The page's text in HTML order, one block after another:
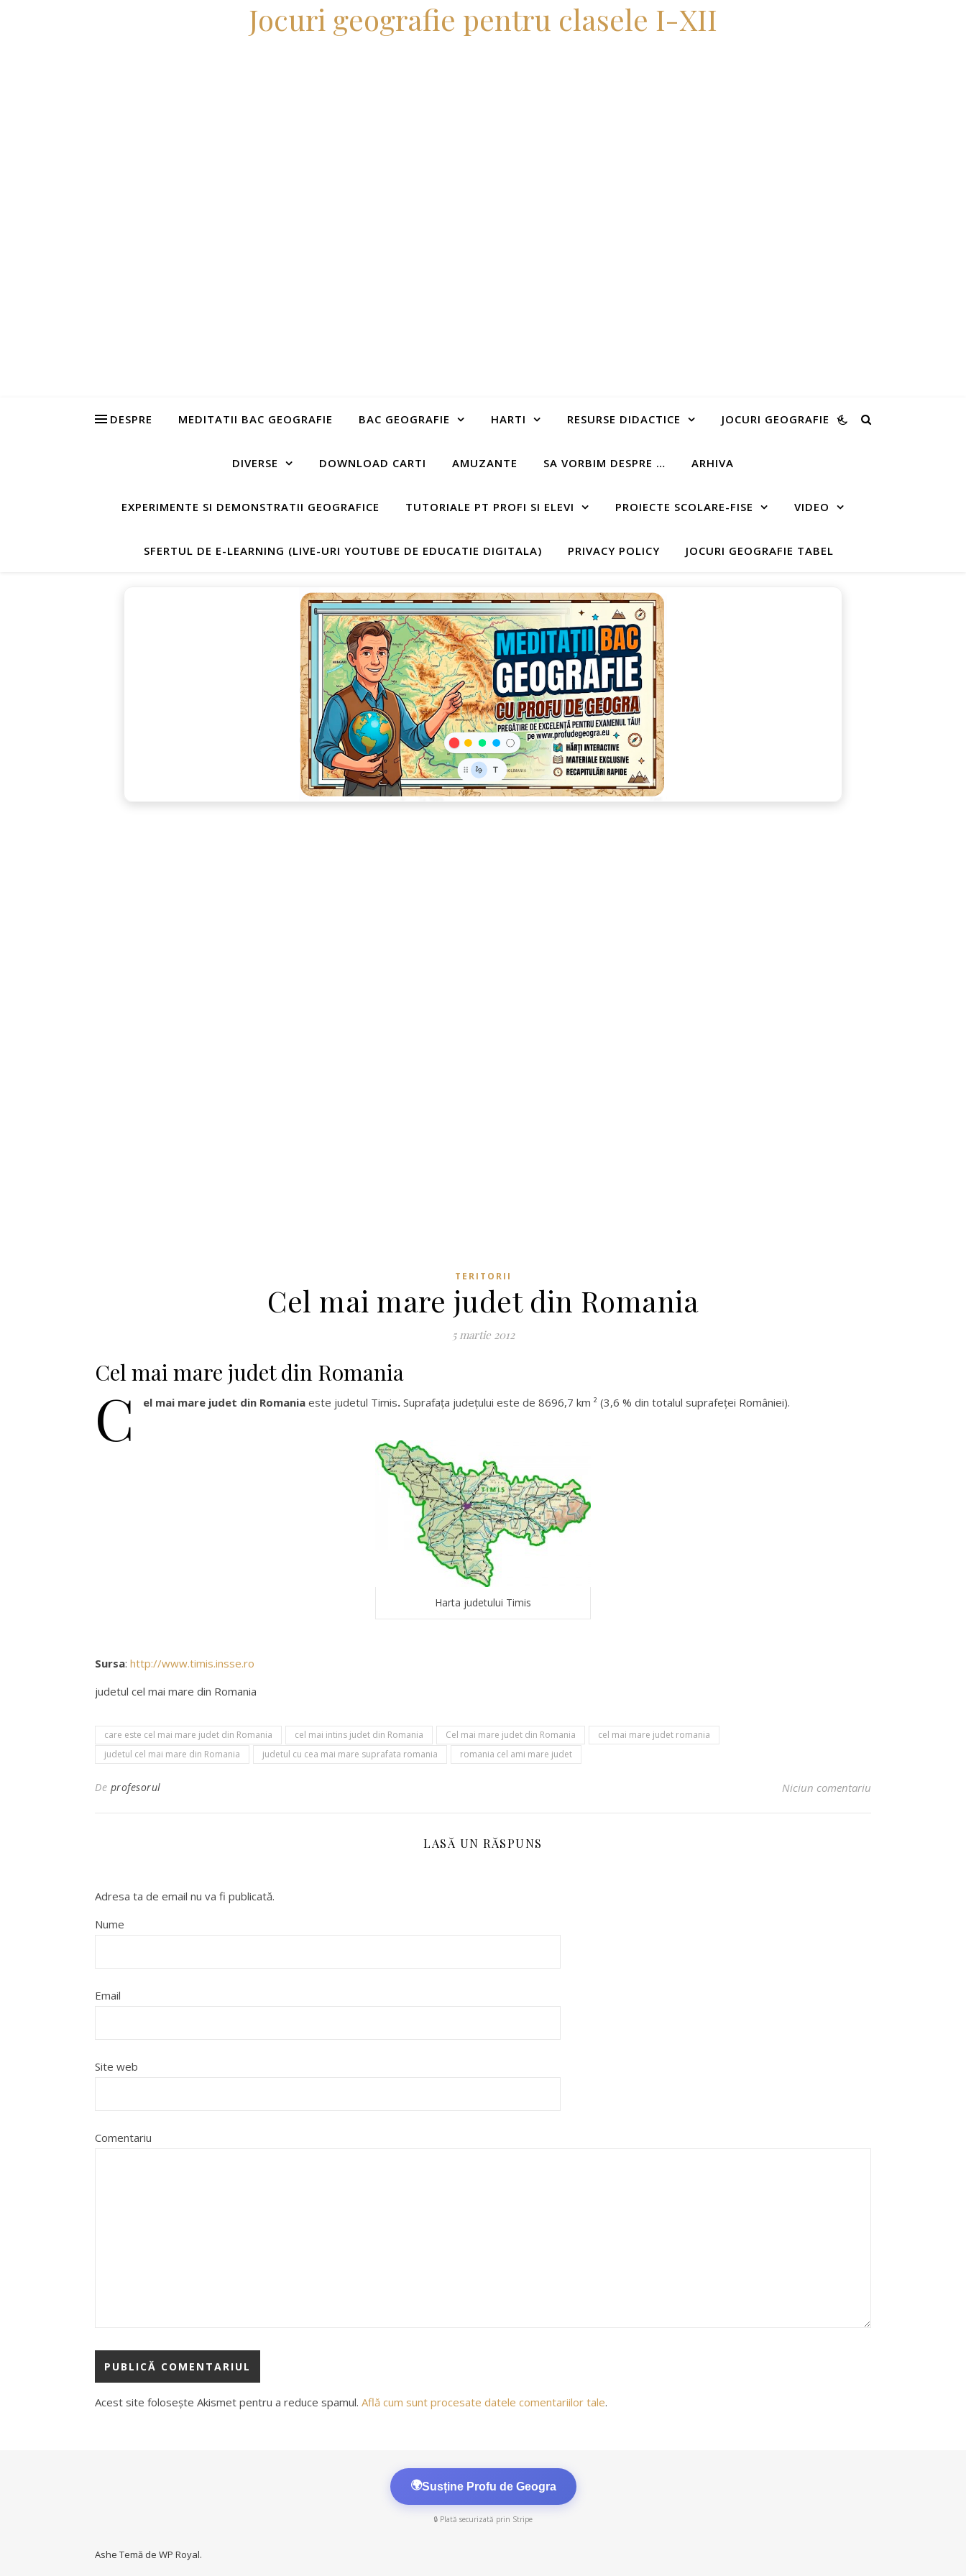
Jocuri geografie pentru clasele I-XII
DESPRE MEDITATII BAC GEOGRAFIE BAC GEOGRAFIE HARTI RESURSE DIDACTICE JOCURI GEOGRAFIE
DIVERSE DOWNLOAD CARTI AMUZANTE SA VORBIM DESPRE … ARHIVA
EXPERIMENTE SI DEMONSTRATII GEOGRAFICE TUTORIALE PT PROFI SI ELEVI PROIECTE SCOLARE-FISE VIDEO
SFERTUL DE E-LEARNING (LIVE-URI YOUTUBE DE EDUCATIE DIGITALA) PRIVACY POLICY JOCURI GEOGRAFIE TABEL
TERITORII
Cel mai mare judet din Romania
5 martie 2012
Cel mai mare judet din Romania
C el mai mare judet din Romania este judetul Timis. Suprafaţa judeţului este de 8696,7 km ² (3,6 % din totalul suprafeţei României).
Harta judetului Timis
Sursa: http://www.timis.insse.ro
judetul cel mai mare din Romania
care este cel mai mare judet din Romania cel mai intins judet din Romania Cel mai mare judet din Romania
cel mai mare judet romania
judetul cel mai mare din Romania
judetul cu cea mai mare suprafata romania romania cel ami mare judet
De profesorul Niciun comentariu
LASĂ UN RĂSPUNS
Adresa ta de email nu va fi publicată.
Nume
Email
Site web
Comentariu
Acest site folosește Akismet pentru a reduce spamul. Află cum sunt procesate datele comentariilor tale.
🌍Susține Profu de Geogra
🔒 Plată securizată prin Stripe
Ashe Temă de WP Royal.